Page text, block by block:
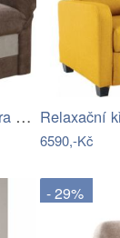
FALCO Křeslo Sandra Aston 3/2 hnědá Mdum
6590,-Kč
- 29%